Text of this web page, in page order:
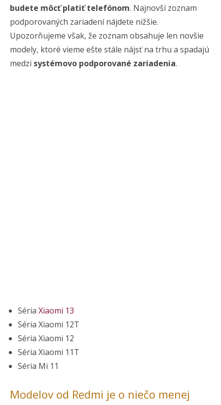
budete môcť platiť telefónom. Najnovší zoznam
podporovaných zariadení nájdete nižšie.
Upozorňujeme však, že zoznam obsahuje len novšie
modely, ktoré vieme ešte stále nájsť na trhu a spadajú
medzi systémovo podporované zariadenia.
Séria Xiaomi 13
Séria Xiaomi 12T
Séria Xiaomi 12
Séria Xiaomi 11T
Séria Mi 11
Modelov od Redmi je o niečo menej